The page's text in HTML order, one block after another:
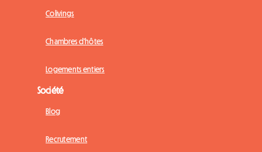
Colivings
Chambres d'hôtes
Logements entiers
Société
Blog
Recrutement